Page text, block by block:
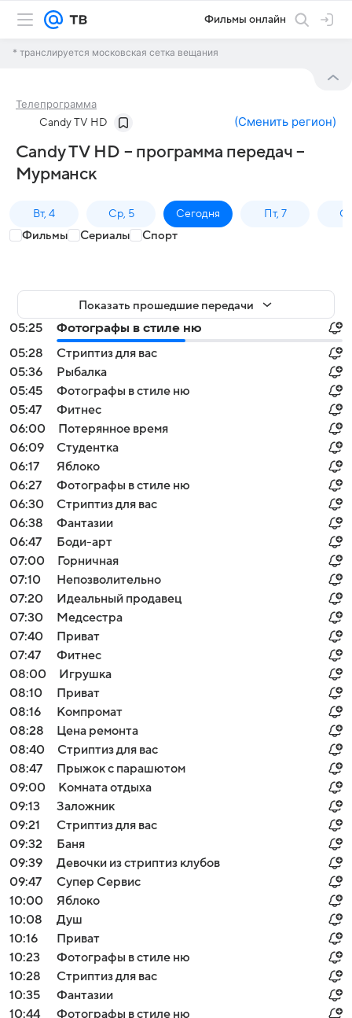
Фильмы онлайн
* транслируется московская сетка вещания
Телепрограмма
Candy TV HD (Сменить регион)
Candy TV HD – программа передач –
Мурманск
Вт, 4 Ср, 5 Сегодня Пт, 7
Фильмы Сериалы Спорт
Показать прошедшие передачи
05:25
Фотографы в стиле ню
05:28
Стриптиз для вас
05:36
Рыбалка
05:45
Фотографы в стиле ню
05:47
Фитнес
06:00
Потерянное время
06:09
Студентка
06:17
Яблоко
06:27
Фотографы в стиле ню
06:30
Стриптиз для вас
06:38
Фантазии
06:47
Боди-арт
07:00
Горничная
07:10
Непозволительно
07:20
Идеальный продавец
07:30
Медсестра
07:40
Приват
07:47
Фитнес
08:00
Игрушка
08:10
Приват
08:16
Компромат
08:28
Цена ремонта
08:40
Стриптиз для вас
08:47
Прыжок с парашютом
09:00
Комната отдыха
09:13
Заложник
09:21
Стриптиз для вас
09:32
Баня
09:39
Девочки из стриптиз клубов
09:47
Супер Сервис
10:00
Яблоко
10:08
Душ
10:16
Приват
10:23
Фотографы в стиле ню
10:28
Стриптиз для вас
10:35
Фантазии
10:44
Фотографы в стиле ню